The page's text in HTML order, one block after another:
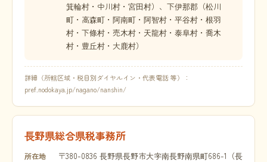
箕輪村・中川村・宮田村）、下伊那郡（松川
町・高森町・阿南町・阿智村・平谷村・根羽
村・下條村・売木村・天龍村・泰阜村・喬木
村・豊丘村・大鹿村）
詳細（所轄区域・税目別ダイヤルイン・代表電話 等）：
pref.nodokaya.jp/nagano/nanshin/
長野県総合県税事務所
所在地
〒380-0836 長野県長野市大字南長野南県町686-1（長